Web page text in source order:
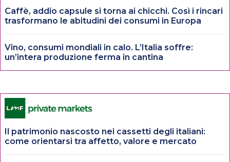
Caffè, addio capsule si torna ai chicchi. Così i rincari
trasformano le abitudini dei consumi in Europa
Vino, consumi mondiali in calo. L’Italia soffre:
un’intera produzione ferma in cantina
Il patrimonio nascosto nei cassetti degli italiani:
come orientarsi tra affetto, valore e mercato